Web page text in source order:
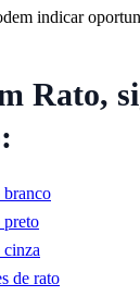
indicar
Rato,
branco
preto
cinza
de rato